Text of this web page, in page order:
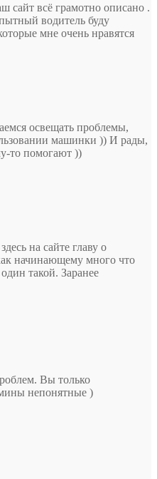
сайт всё грамотно описано .
водитель буду
мне очень нравятся
освещать проблемы,
машинки )) И рады,
то помогают ))
на сайте главу о
начинающему много что
такой. Заранее
Вы только
непонятные )